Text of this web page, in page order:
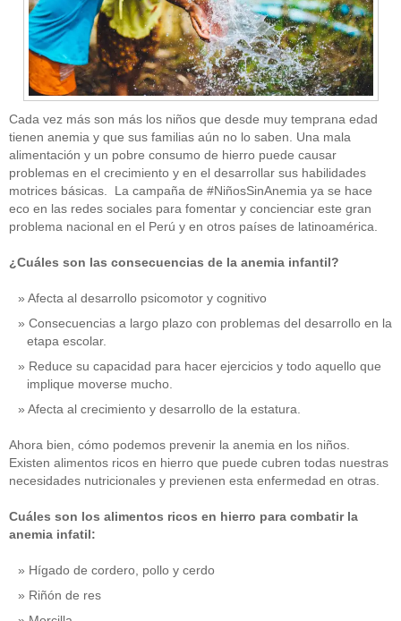
Cada vez más son más los niños que desde muy temprana edad
tienen anemia y que sus familias aún no lo saben. Una mala
alimentación y un pobre consumo de hierro puede causar
problemas en el crecimiento y en el desarrollar sus habilidades
motrices básicas. La campaña de #NiñosSinAnemia ya se hace
eco en las redes sociales para fomentar y concienciar este gran
problema nacional en el Perú y en otros países de latinoamérica.
¿Cuáles son las consecuencias de la anemia infantil?
Afecta al desarrollo psicomotor y cognitivo
Consecuencias a largo plazo con problemas del desarrollo en la
etapa escolar.
Reduce su capacidad para hacer ejercicios y todo aquello que
implique moverse mucho.
Afecta al crecimiento y desarrollo de la estatura.
Ahora bien, cómo podemos prevenir la anemia en los niños.
Existen alimentos ricos en hierro que puede cubren todas nuestras
necesidades nutricionales y previenen esta enfermedad en otras.
Cuáles son los alimentos ricos en hierro para combatir la
anemia infatil:
Hígado de cordero, pollo y cerdo
Riñón de res